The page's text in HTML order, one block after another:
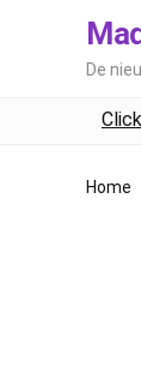
De
Home